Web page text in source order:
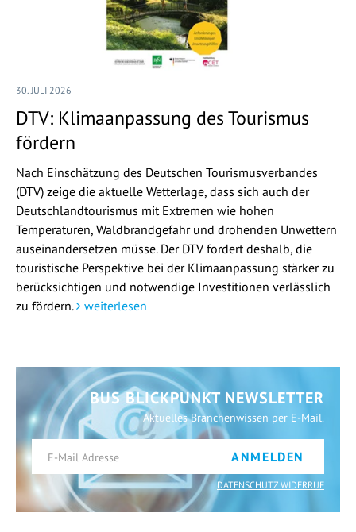
30. JULI 2026
DTV: Klimaanpassung des Tourismus
fördern
Nach Einschätzung des Deutschen Tourismusverbandes
(DTV) zeige die aktuelle Wetterlage, dass sich auch der
Deutschlandtourismus mit Extremen wie hohen
Temperaturen, Waldbrandgefahr und drohenden Unwettern
auseinandersetzen müsse. Der DTV fordert deshalb, die
touristische Perspektive bei der Klimaanpassung stärker zu
berücksichtigen und notwendige Investitionen verlässlich
zu fördern.
weiterlesen
BUS BLICKPUNKT NEWSLETTER
Aktuelles Branchenwissen per E-Mail.
ANMELDEN
DATENSCHUTZ WIDERRUF